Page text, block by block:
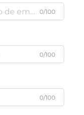
0/100
0/100
0/100